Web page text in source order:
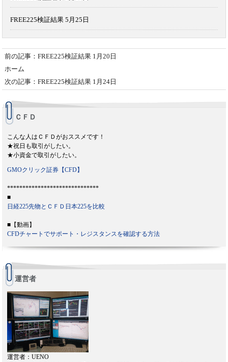
FREE225検証結果 5月25日
前の記事：FREE225検証結果 1月20日
ホーム
次の記事：FREE225検証結果 1月24日
ＣＦＤ
こんな人はＣＦＤがおススメです！
★祝日も取引がしたい。
★小資金で取引がしたい。
GMOクリック証券【CFD】
******************************
■
日経225先物とＣＦＤ日本225を比較
■【動画】
CFDチャートでサポート・レジスタンスを確認する方法
運営者
運営者：UENO